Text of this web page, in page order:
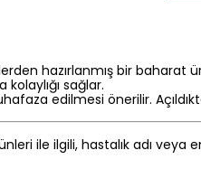
hazırlanmış bir
kolaylığı sağlar.
edilmesi önerilir.
ile ilgili, hastalık adı veya